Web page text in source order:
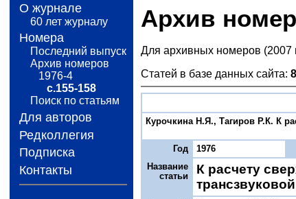
О журнале
60 лет журналу
Номера
Последний выпуск
Архив номеров
1976-4
с.155-158
Поиск по статьям
Для авторов
Редколлегия
Подписка
Контакты
Архив
Для архивных номеров (2007
Статей в базе данных сайта:
Курочкина Н.Я., Тагиров Р.К. К
Год
1976
Название
статьи
К расчету